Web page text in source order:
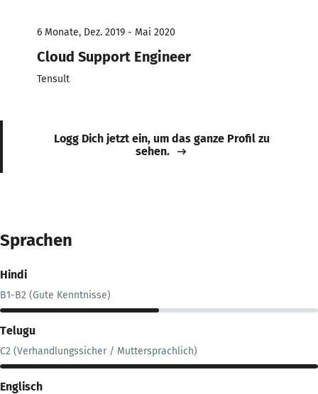
6 Monate, Dez. 2019 - Mai 2020
Cloud Support Engineer
Tensult
Logg Dich jetzt ein, um das ganze Profil zu
sehen.
Sprachen
Hindi
B1-B2 (Gute Kenntnisse)
Telugu
C2 (Verhandlungssicher / Muttersprachlich)
Englisch